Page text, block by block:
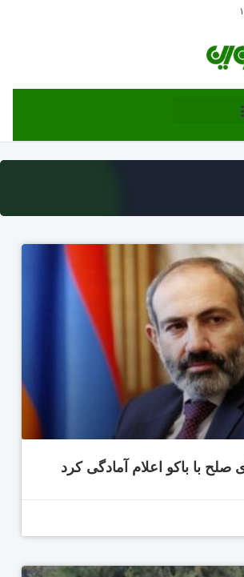
صلح با باکو اعلام آمادگی کرد